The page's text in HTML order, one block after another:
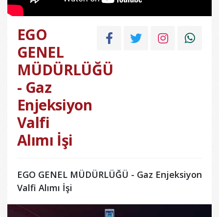
EGO
GENEL
MÜDÜRLÜĞÜ
- Gaz
Enjeksiyon
Valfi
Alımı İşi
EGO GENEL MÜDÜRLÜĞÜ - Gaz Enjeksiyon
Valfi Alımı İşi